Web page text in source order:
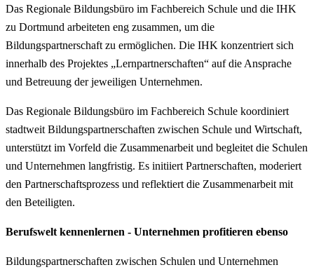
Das Regionale Bildungsbüro im Fachbereich Schule und die IHK
zu Dortmund arbeiteten eng zusammen, um die
Bildungspartnerschaft zu ermöglichen. Die IHK konzentriert sich
innerhalb des Projektes „Lernpartnerschaften“ auf die Ansprache
und Betreuung der jeweiligen Unternehmen.
Das Regionale Bildungsbüro im Fachbereich Schule koordiniert
stadtweit Bildungspartnerschaften zwischen Schule und Wirtschaft,
unterstützt im Vorfeld die Zusammenarbeit und begleitet die Schulen
und Unternehmen langfristig. Es initiiert Partnerschaften, moderiert
den Partnerschaftsprozess und reflektiert die Zusammenarbeit mit
den Beteiligten.
Berufswelt kennenlernen - Unternehmen profitieren ebenso
Bildungspartnerschaften zwischen Schulen und Unternehmen